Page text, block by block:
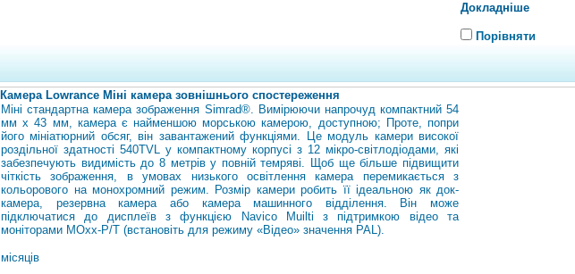
Докладніше
Порівняти
Камера Lowrance Міні камера зовнішнього спостереження
Міні стандартна камера зображення Simrad®. Вимірюючи напрочуд компактний 54
мм x 43 мм, камера є найменшою морською камерою, доступною; Проте, попри
його мініатюрний обсяг, він завантажений функціями. Це модуль камери високої
роздільної здатності 540TVL у компактному корпусі з 12 мікро-світлодіодами, які
забезпечують видимість до 8 метрів у повній темряві. Щоб ще більше підвищити
чіткість зображення, в умовах низького освітлення камера перемикається з
кольорового на монохромний режим. Розмір камери робить її ідеальною як док-
камера, резервна камера або камера машинного відділення. Він може
підключатися до дисплеїв з функцією Navico Muilti з підтримкою відео та
моніторами MOxx-P/T (встановіть для режиму «Відео» значення PAL).
місяців